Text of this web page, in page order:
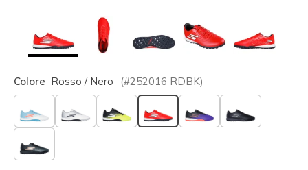
Colore Rosso / Nero (#252016 RDBK)
selezionato